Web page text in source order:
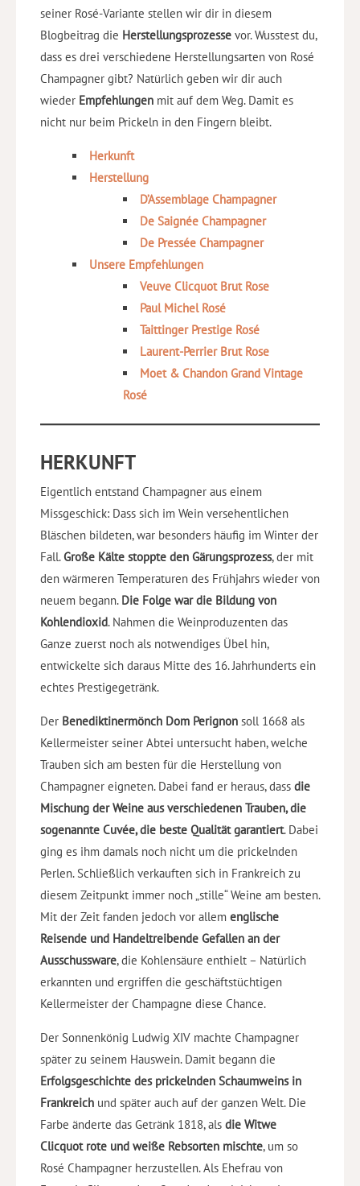
seiner Rosé-Variante stellen wir dir in diesem
Blogbeitrag die Herstellungsprozesse vor. Wusstest du,
dass es drei verschiedene Herstellungsarten von Rosé
Champagner gibt? Natürlich geben wir dir auch
wieder Empfehlungen mit auf dem Weg. Damit es
nicht nur beim Prickeln in den Fingern bleibt.
Herkunft
Herstellung
D’Assemblage Champagner
De Saignée Champagner
De Pressée Champagner
Unsere Empfehlungen
Veuve Clicquot Brut Rose
Paul Michel Rosé
Taittinger Prestige Rosé
Laurent-Perrier Brut Rose
Moet & Chandon Grand Vintage
Rosé
HERKUNFT
Eigentlich entstand Champagner aus einem
Missgeschick: Dass sich im Wein versehentlichen
Bläschen bildeten, war besonders häufig im Winter der
Fall.Große Kälte stoppte den Gärungsprozess, der mit
den wärmeren Temperaturen des Frühjahrs wieder von
neuem begann. Die Folge war die Bildung von
Kohlendioxid. Nahmen die Weinproduzenten das
Ganze zuerst noch als notwendiges Übel hin,
entwickelte sich daraus Mitte des 16. Jahrhunderts ein
echtes Prestigegetränk.
Der Benediktinermönch Dom Perignon soll 1668 als
Kellermeister seiner Abtei untersucht haben, welche
Trauben sich am besten für die Herstellung von
Champagner eigneten. Dabei fand er heraus, dass die
Mischung der Weine aus verschiedenen Trauben, die
sogenannte Cuvée, die beste Qualität garantiert. Dabei
ging es ihm damals noch nicht um die prickelnden
Perlen. Schließlich verkauften sich in Frankreich zu
diesem Zeitpunkt immer noch „stille“ Weine am besten.
Mit der Zeit fanden jedoch vor allem englische
Reisende und Handeltreibende Gefallen an der
Ausschussware, die Kohlensäure enthielt – Natürlich
erkannten und ergriffen die geschäftstüchtigen
Kellermeister der Champagne diese Chance.
Der Sonnenkönig Ludwig XIV machte Champagner
später zu seinem Hauswein. Damit begann die
Erfolgsgeschichte des prickelnden Schaumweins in
Frankreich und später auch auf der ganzen Welt. Die
Farbe änderte das Getränk 1818, als die Witwe
Clicquot rote und weiße Rebsorten mischte, um so
Rosé Champagner herzustellen. Als Ehefrau von